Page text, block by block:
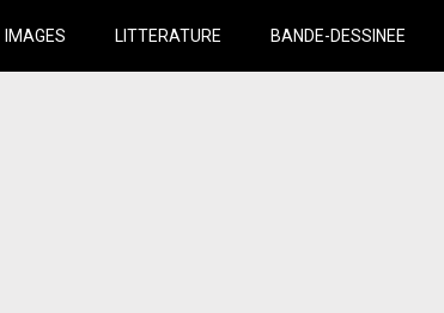
IMAGES LITTERATURE BANDE-DESSINEE